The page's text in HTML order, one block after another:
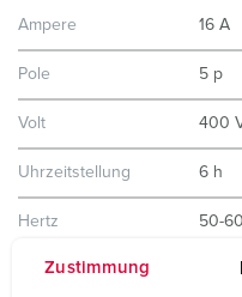
Zustimmung
Ampere 16 A
Pole 5 p
Volt 400
Uhrzeitstellung 6 h
Hertz 50-
Anschlusstechnik